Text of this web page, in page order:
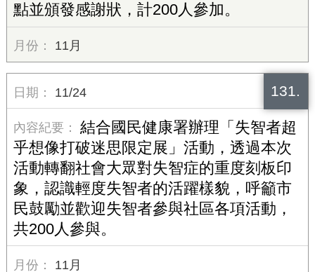
點並頒發感謝狀，計200人參加。
11月
131.
11/24
結合國民健康署辦理「失智者超
乎想像打破迷思限定展」活動，透過本次
活動轉翻社會大眾對失智症的重度刻板印
象，認識輕度失智者的活躍樣貌，呼籲市
民鼓勵並歡迎失智者參與社區各項活動，
共200人參與。
11月